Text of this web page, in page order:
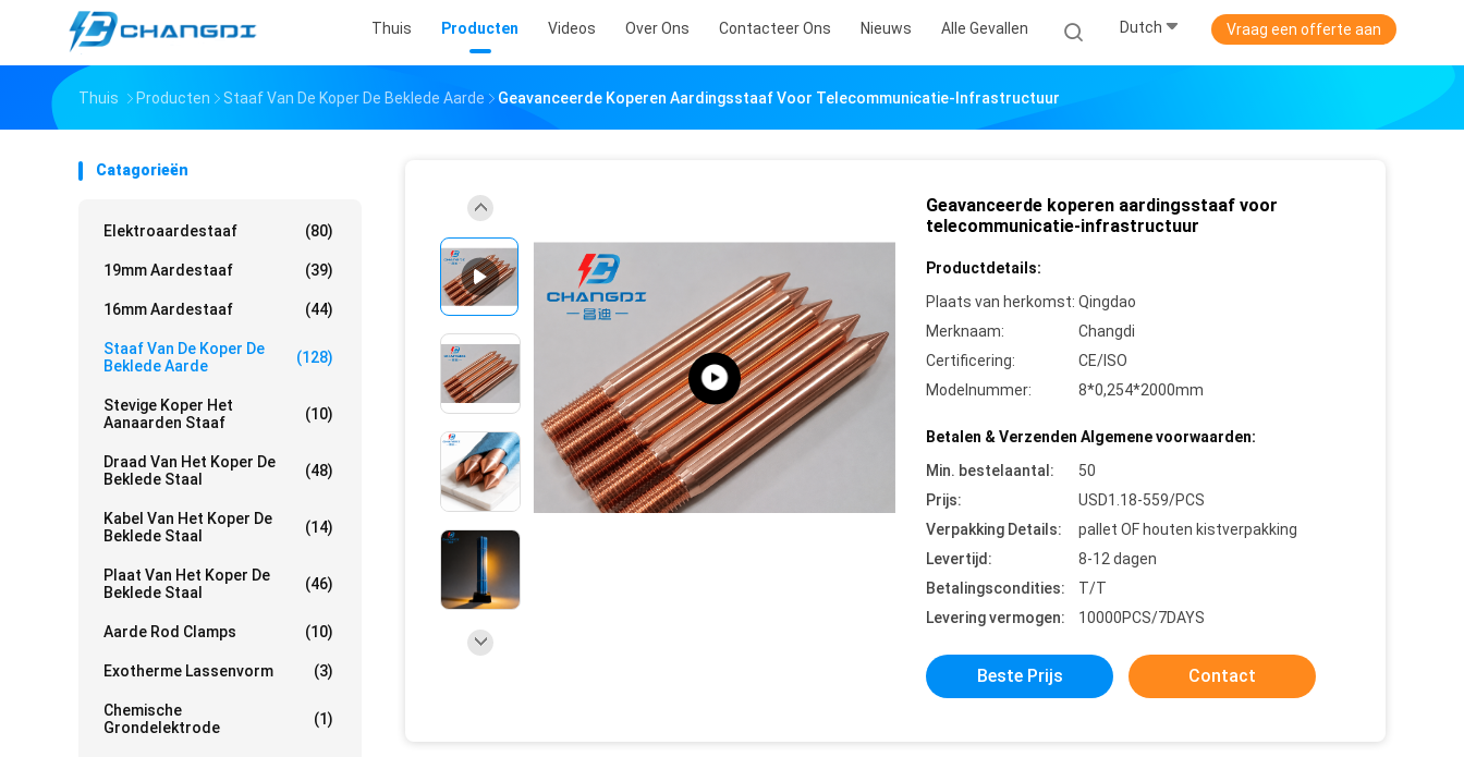
Thuis Producten Videos Over Ons Contacteer Ons Nieuws Alle Gevallen Dutch Vraag een offerte aan
Thuis Producten Staaf Van De Koper De Beklede Aarde Geavanceerde Koperen Aardingsstaaf Voor Telecommunicatie-Infrastructuur
Catagorieën
Elektroaardestaaf (80)
19mm Aardestaaf (39)
16mm Aardestaaf (44)
Staaf Van De Koper De
Beklede Aarde
(128)
Stevige Koper Het
Aanaarden Staaf
(10)
Draad Van Het Koper De
Beklede Staal
(48)
Kabel Van Het Koper De
Beklede Staal
(14)
Plaat Van Het Koper De
Beklede Staal
(46)
Aarde Rod Clamps (10)
Exotherme Lassenvorm (3)
Chemische
Grondelektrode
(1)
Geavanceerde koperen aardingsstaaf voor
telecommunicatie-infrastructuur
Productdetails:
Plaats van herkomst: Qingdao
Merknaam:
Changdi
Certificering:
CE/ISO
Modelnummer:
8*0,254*2000mm
Betalen & Verzenden Algemene voorwaarden:
Min. bestelaantal:
50
Prijs:
USD1.18-559/PCS
Verpakking Details:
pallet OF houten kistverpakking
Levertijd:
8-12 dagen
Betalingscondities:
T/T
Levering vermogen:
10000PCS/7DAYS
Beste Prijs Contact